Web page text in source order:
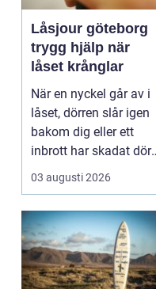
Låsjour göteborg
trygg hjälp när
låset krånglar
När en nyckel går av i
låset, dörren slår igen
bakom dig eller ett
inbrott har skadat dörr
och karm,...
03 augusti 2026